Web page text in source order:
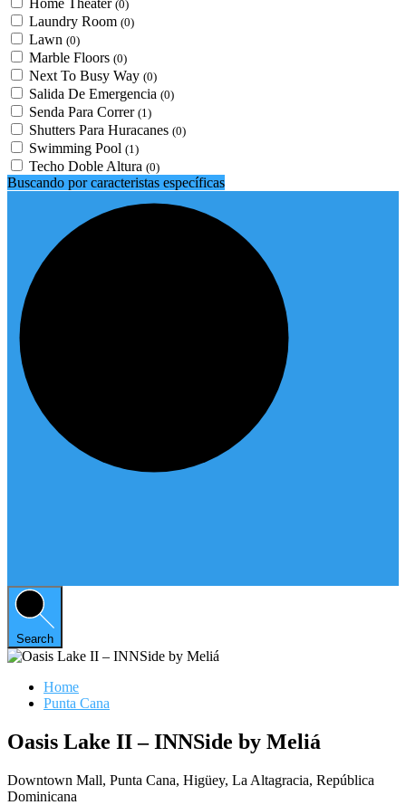
(0)
Laundry Room (0)
Lawn (0)
Marble Floors (0)
Next To Busy Way (0)
Salida De Emergencia (0)
Senda Para Correr (1)
Shutters Para Huracanes (0)
Swimming Pool (1)
Techo Doble Altura (0)
Buscando por caracteristas específicas
Search
Home
Punta Cana
Oasis Lake II – INNSide by Meliá
Downtown Mall, Punta Cana, Higüey, La Altagracia, República
Dominicana